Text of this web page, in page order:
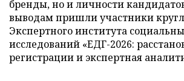
бренды, но и личности
выводам пришли участники
Экспертного института
исследований «ЕДГ-2026:
регистрации и экспертная